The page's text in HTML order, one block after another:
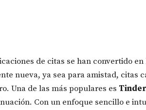
de citas se han convertido
nueva, ya sea para amistad, citas
Una de las más populares es Tinder
Con un enfoque sencillo e